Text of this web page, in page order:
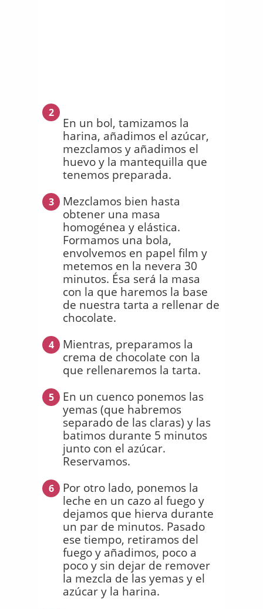
2
En un bol, tamizamos la
harina, añadimos el azúcar,
mezclamos y añadimos el
huevo y la mantequilla que
tenemos preparada.
3
Mezclamos bien hasta
obtener una masa
homogénea y elástica.
Formamos una bola,
envolvemos en papel film y
metemos en la nevera 30
minutos. Ésa será la masa
con la que haremos la base
de nuestra tarta a rellenar de
chocolate.
4
Mientras, preparamos la
crema de chocolate con la
que rellenaremos la tarta.
5
En un cuenco ponemos las
yemas (que habremos
separado de las claras) y las
batimos durante 5 minutos
junto con el azúcar.
Reservamos.
6
Por otro lado, ponemos la
leche en un cazo al fuego y
dejamos que hierva durante
un par de minutos. Pasado
ese tiempo, retiramos del
fuego y añadimos, poco a
poco y sin dejar de remover
la mezcla de las yemas y el
azúcar y la harina.